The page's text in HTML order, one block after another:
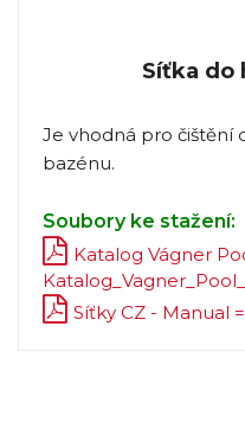
Síťka do
Je vhodná pro čištění
bazénu.
Soubory ke stažení:
Katalog Vágner
Síťky CZ - Manual